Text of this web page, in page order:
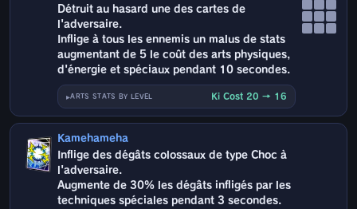
Détruit au hasard une des cartes de
l'adversaire.
Inflige à tous les ennemis un malus de stats
augmentant de 5 le coût des arts physiques,
d'énergie et spéciaux pendant 10 secondes.
ARTS STATS BY LEVEL Ki Cost 20 → 16
Kamehameha
Inflige des dégâts colossaux de type Choc à
l'adversaire.
Augmente de 30% les dégâts infligés par les
techniques spéciales pendant 3 secondes.